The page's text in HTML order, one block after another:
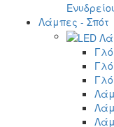
Λάμπες - Σπότ